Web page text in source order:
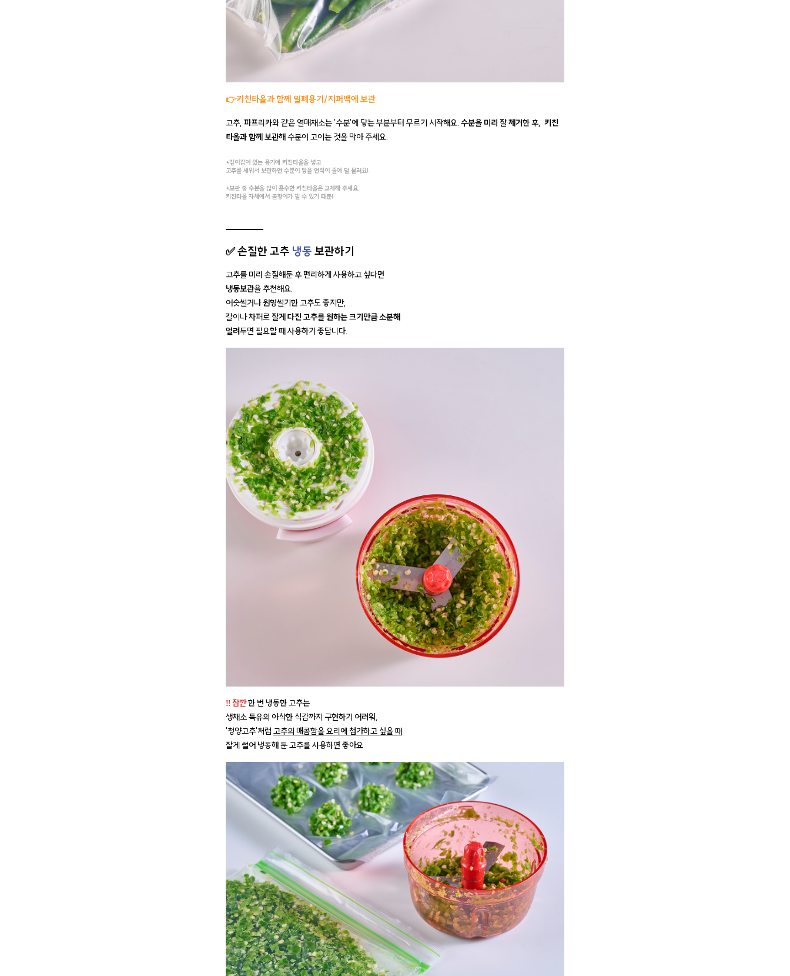
👉키친타올과 함께 밀폐용기/지퍼백에 보관
고추, 파프리카와 같은 열매채소는 '수분'에 닿는 부분부터 무르기 시작해요. 수분을 미리 잘 제거한 후, 키친
타올과 함께 보관해 수분이 고이는 것을 막아 주세요.
*깊이감이 있는 용기에 키친타올을 넣고
고추를 세워서 보관하면 수분이 닿을 면적이 줄어 덜 물러요!
*보관 중 수분을 많이 흡수한 키친타올은 교체해 주세요.
키친타올 자체에서 곰팡이가 필 수 있기 때문!
✅ 손질한 고추 냉동 보관하기
고추를 미리 손질해둔 후 편리하게 사용하고 싶다면
냉동보관을 추천해요.
어슷썰거나 원형썰기한 고추도 좋지만,
칼이나 차퍼로잘게 다진 고추를 원하는 크기만큼 소분해
얼려두면 필요할 때 사용하기 좋답니다.
‼️ 잠깐한 번 냉동한 고추는
생채소 특유의 아삭한 식감까지 구현하기 어려워,
'청양고추'처럼 고추의 매콤함을 요리에 첨가하고 싶을 때
잘게 썰어 냉동해 둔 고추를 사용하면 좋아요.